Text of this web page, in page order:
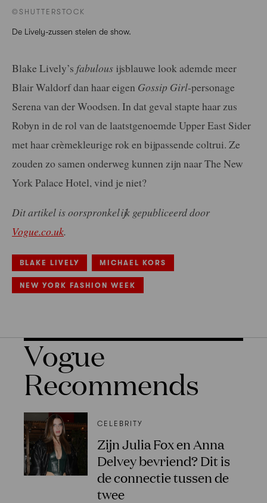
©SHUTTERSTOCK
De Lively-zussen stelen de show.
Blake Lively’s fabulous ijsblauwe look ademde meer
Blair Waldorf dan haar eigen Gossip Girl-personage
Serena van der Woodsen. In dat geval stapte haar zus
Robyn in de rol van de laatstgenoemde Upper East Sider
met haar crèmekleurige rok en bijpassende coltrui. Ze
zouden zo samen onderweg kunnen zijn naar The New
York Palace Hotel, vind je niet?
Dit artikel is oorspronkelijk gepubliceerd door
Vogue.co.uk.
BLAKE LIVELY MICHAEL KORS
NEW YORK FASHION WEEK
Vogue
Recommends
CELEBRITY
Zijn Julia Fox en Anna
Delvey bevriend? Dit is
de connectie tussen de
twee